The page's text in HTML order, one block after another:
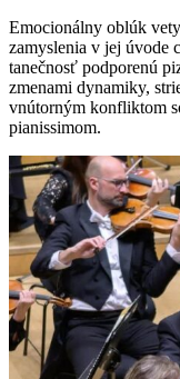
Emocionálny oblúk
zamyslenia v jej úvode
tanečnosť podporenú
zmenami dynamiky,
vnútorným konfliktom
pianissimom.